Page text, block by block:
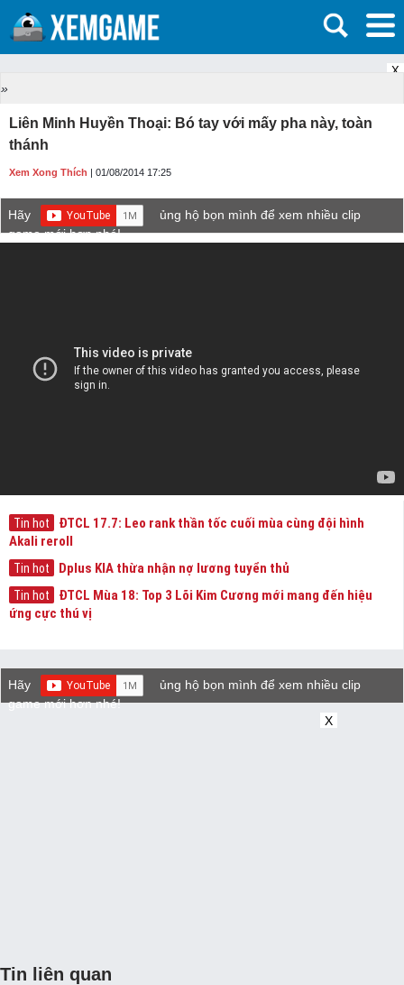
X
»
Liên Minh Huyền Thoại: Bó tay với mấy pha này, toàn
thánh
Xem Xong Thích | 01/08/2014 17:25
Hãy
ủng hộ bọn mình để xem nhiều clip
game mới hơn nhé!
Tin hot
ĐTCL 17.7: Leo rank thần tốc cuối mùa cùng đội hình
Akali reroll
Tin hot Dplus KIA thừa nhận nợ lương tuyển thủ
Tin hot
ĐTCL Mùa 18: Top 3 Lõi Kim Cương mới mang đến hiệu
ứng cực thú vị
Hãy
ủng hộ bọn mình để xem nhiều clip
game mới hơn nhé!
X
Tin liên quan